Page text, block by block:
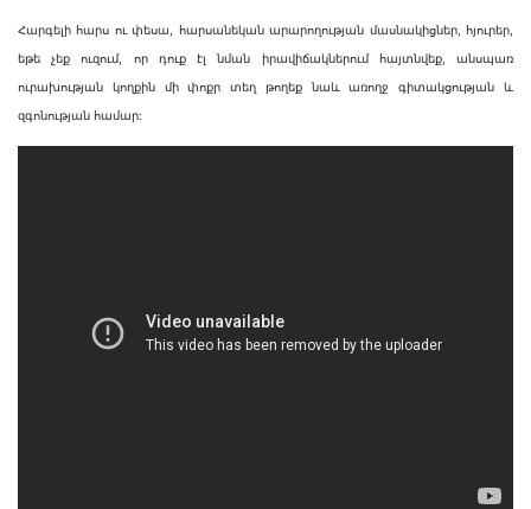
Հարգելի հարս ու փեսա, հարսանեկան արարողության մասնակիցներ, հյուրեր,
եթե չեք ուզում, որ դուք էլ նման իրավիճակներում հայտնվեք, անսպառ
ուրախության կողքին մի փոքր տեղ թողեք նաև առողջ գիտակցության և
զգոնության համար: